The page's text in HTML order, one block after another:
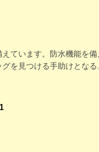
ています。防水機能を
を見つける手助けとな